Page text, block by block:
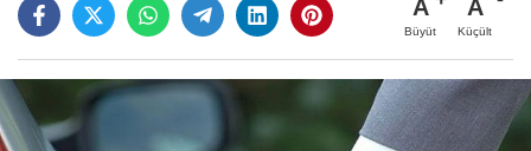
A
Büyüt
A
Küçült